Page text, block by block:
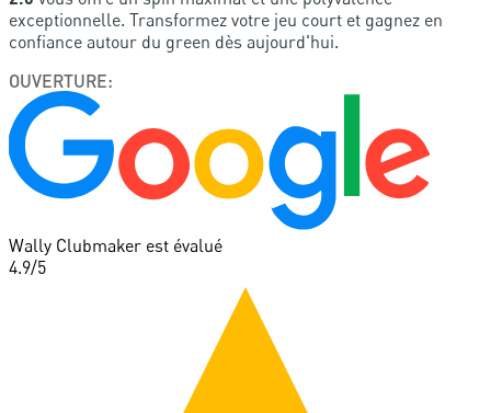
exceptionnelle. Transformez votre jeu court et gagnez en
confiance autour du green dès aujourd'hui.
OUVERTURE:
Wally Clubmaker est évalué
4.9/5